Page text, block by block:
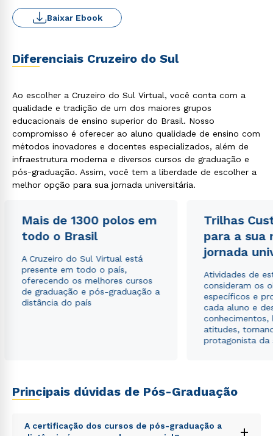
Baixar Ebook
Diferenciais Cruzeiro do Sul
Ao escolher a Cruzeiro do Sul Virtual, você conta com a
qualidade e tradição de um dos maiores grupos
educacionais de ensino superior do Brasil. Nosso
compromisso é oferecer ao aluno qualidade de ensino com
métodos inovadores e docentes especializados, além de
infraestrutura moderna e diversos cursos de graduação e
pós-graduação. Assim, você tem a liberdade de escolher a
melhor opção para sua jornada universitária.
Mais de 1300 polos em
todo o Brasil
A Cruzeiro do Sul Virtual está
presente em todo o país,
oferecendo os melhores cursos
de graduação e pós-graduação a
distância do país
Trilhas
para a sua
jornada
Atividades de
consideram os
específicos e
cada aluno e
conhecimentos,
atitudes,
protagonista da
Principais dúvidas de Pós-Graduação
A certificação dos cursos de pós-graduação a
+